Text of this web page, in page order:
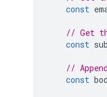
const
// Get
const
//
const